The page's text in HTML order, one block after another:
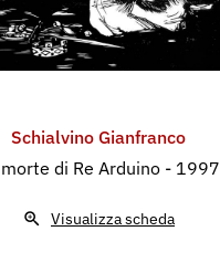
Schialvino ​Gianfranco
di Re Arduino - 1997
Visualizza scheda